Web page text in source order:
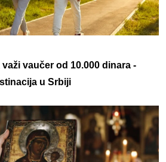
vaučer od 10.000 dinara -
u Srbiji